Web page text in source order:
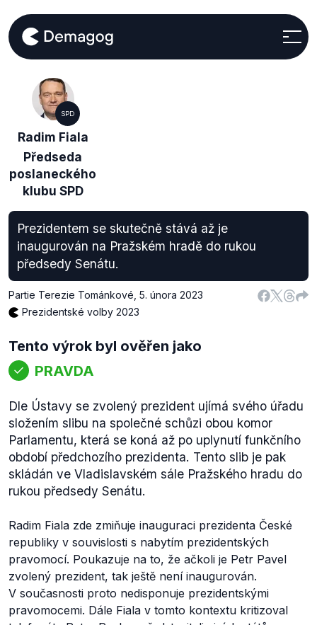
SPD
Radim Fiala
Předseda
poslaneckého
klubu SPD
Prezidentem se skutečně stává až je
inaugurován na Pražském hradě do rukou
předsedy Senátu.
Partie Terezie Tománkové 5. února 2023
Prezidentské volby 2023
Tento výrok byl ověřen jako
PRAVDA
Dle Ústavy se zvolený prezident ujímá svého úřadu
složením slibu na společné schůzi obou komor
Parlamentu, která se koná až po uplynutí funkčního
období předchozího prezidenta. Tento slib je pak
skládán ve Vladislavském sále Pražského hradu do
rukou předsedy Senátu.
Radim Fiala zde zmiňuje inauguraci prezidenta České
republiky v souvislosti s nabytím prezidentských
pravomocí. Poukazuje na to, že ačkoli je Petr Pavel
zvolený prezident, tak ještě není inaugurován.
V současnosti proto nedisponuje prezidentskými
pravomocemi. Dále Fiala v tomto kontextu kritizoval